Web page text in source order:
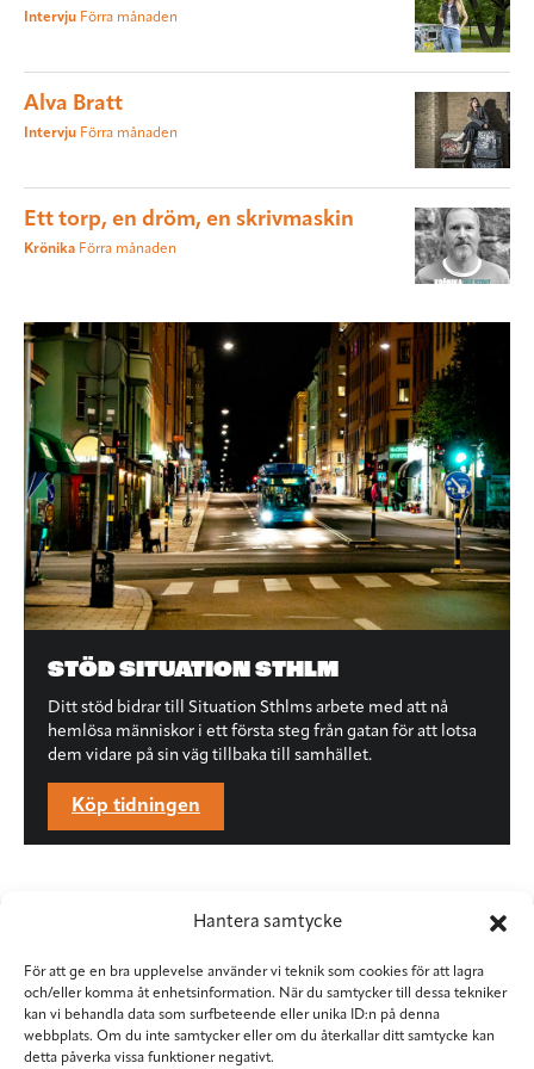
Hantera samtycke
För att ge en bra upplevelse använder vi teknik som cookies för att lagra
och/eller komma åt enhetsinformation. När du samtycker till dessa tekniker
kan vi behandla data som surfbeteende eller unika ID:n på denna
webbplats. Om du inte samtycker eller om du återkallar ditt samtycke kan
detta påverka vissa funktioner negativt.
Intervju Förra månaden
Alva Bratt
Intervju Förra månaden
Ett torp, en dröm, en skrivmaskin
Krönika Förra månaden
STÖD SITUATION STHLM
Ditt stöd bidrar till Situation Sthlms arbete med att nå
hemlösa människor i ett första steg från gatan för att lotsa
dem vidare på sin väg tillbaka till samhället.
Köp tidningen